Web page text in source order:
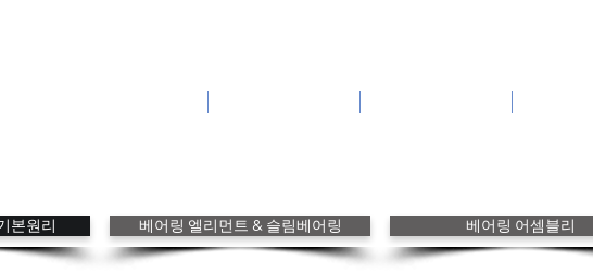
본원리 베어링 엘리먼트 & 슬림베어링 베어링 어셈블리